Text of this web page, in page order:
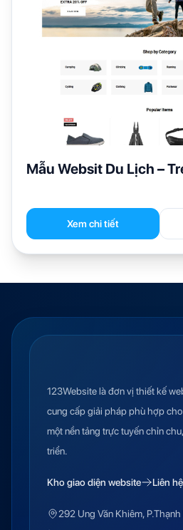
Mẫu Websit Du Lịch –
Xem chi tiết
123Website là đơn vị thiết kế
cung cấp giải pháp phù hợp
một nền tảng trực tuyến chỉn
triển.
Kho giao diện website Liên
292 Ung Văn Khiêm,